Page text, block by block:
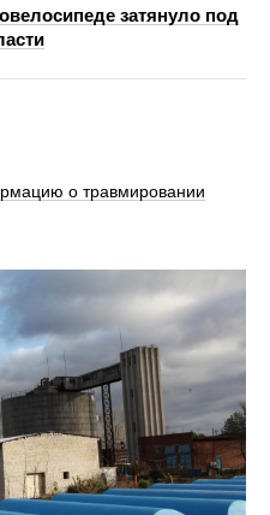
затянуло под
о травмировании